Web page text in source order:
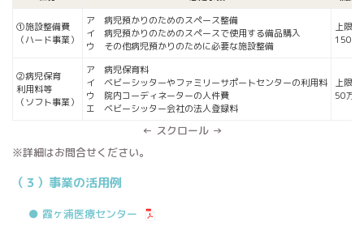
①施設整備費
（ハード事業）
ア 病児預かりのためのスペース整備
イ 病児預かりのためのスペースで使用する備品購入
ウ その他病児預かりのために必要な施設整備
上限
150万
②病児保育
利用料等
（ソフト事業）
ア 病児保育料
イ ベビーシッターやファミリーサポートセンターの利用料
ウ 院内コーディネーターの人件費
エ ベビーシッター会社の法人登録料
上限
50万円
← スクロール →
※詳細はお問合せください。
（３）事業の活用例
● 霞ヶ浦医療センター